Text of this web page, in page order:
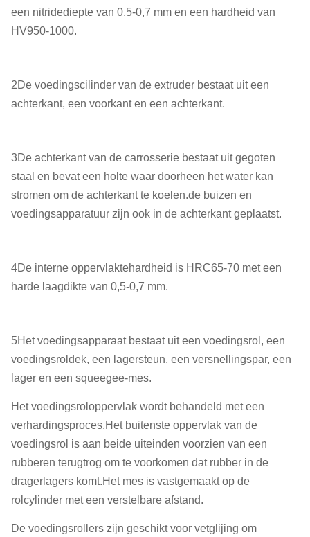
een nitridediepte van 0,5-0,7 mm en een hardheid van
HV950-1000.
2De voedingscilinder van de extruder bestaat uit een
achterkant, een voorkant en een achterkant.
3De achterkant van de carrosserie bestaat uit gegoten
staal en bevat een holte waar doorheen het water kan
stromen om de achterkant te koelen.de buizen en
voedingsapparatuur zijn ook in de achterkant geplaatst.
4De interne oppervlaktehardheid is HRC65-70 met een
harde laagdikte van 0,5-0,7 mm.
5Het voedingsapparaat bestaat uit een voedingsrol, een
voedingsroldek, een lagersteun, een versnellingspar, een
lager en een squeegee-mes.
Het voedingsroloppervlak wordt behandeld met een
verhardingsproces.Het buitenste oppervlak van de
voedingsrol is aan beide uiteinden voorzien van een
rubberen terugtrog om te voorkomen dat rubber in de
dragerlagers komt.Het mes is vastgemaakt op de
rolcylinder met een verstelbare afstand.
De voedingsrollers zijn geschikt voor vetglijing om